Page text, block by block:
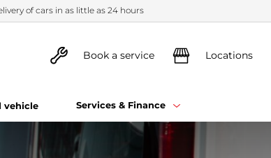
of cars in as little as 24 hours
Book a service Locations
vehicle Services & Finance